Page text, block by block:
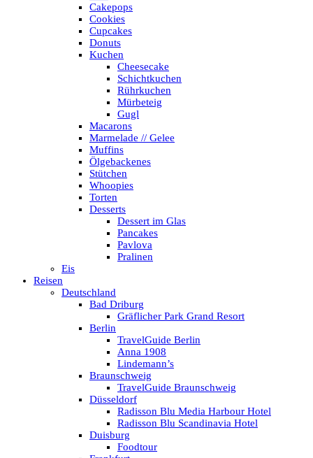
Cakepops
Cookies
Cupcakes
Donuts
Kuchen
Cheesecake
Schichtkuchen
Rührkuchen
Mürbeteig
Gugl
Macarons
Marmelade // Gelee
Muffins
Ölgebackenes
Stütchen
Whoopies
Torten
Desserts
Dessert im Glas
Pancakes
Pavlova
Pralinen
Eis
Reisen
Deutschland
Bad Driburg
Gräflicher Park Grand Resort
Berlin
TravelGuide Berlin
Anna 1908
Lindemann’s
Braunschweig
TravelGuide Braunschweig
Düsseldorf
Radisson Blu Media Harbour Hotel
Radisson Blu Scandinavia Hotel
Duisburg
Foodtour